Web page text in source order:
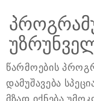
წარმოების
დამუშავება
მზად იქნება